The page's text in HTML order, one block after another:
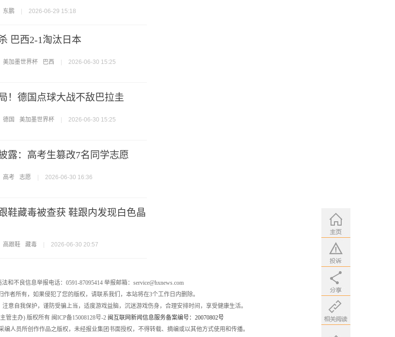
东鹏 2026-06-29 15:18
巴西2-1淘汰日本
美加墨世界杯 巴西 2026-06-30 15:25
！德国点球大战不敌巴拉圭
德国 美加墨世界杯 2026-06-30 15:25
露：高考生篡改7名同学志愿
高考 志愿 2026-06-30 16:36
鞋藏毒被查获 鞋跟内发现白色晶
高跟鞋 藏毒 2026-06-30 20:57
和不良信息举报电话：0591-87095414 举报邮箱：service@hxnews.com
作者所有，如果侵犯了您的版权，请联系我们，本站将在3个工作日内删除。
意自我保护，谨防受骗上当，适度游戏益脑，沉迷游戏伤身，合理安排时间，享受健康生活。
管主办) 版权所有 闽ICP备15008128号-2 闽互联网新闻信息服务备案编号：20070802号
人员所创作作品之版权，未经报业集团书面授权，不得转载、摘编或以其他方式使用和传播。